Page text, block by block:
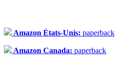
Amazon États-Unis: paperback
Amazon Canada: paperback